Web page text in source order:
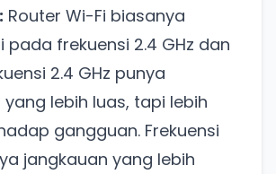
Router Wi-Fi biasanya
pada frekuensi 2.4 GHz dan
2.4 GHz punya
lebih luas, tapi lebih
gangguan. Frekuensi
jangkauan yang lebih